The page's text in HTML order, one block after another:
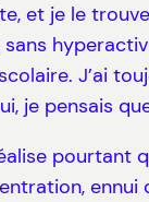
et je le
J’ai
je pensais
pourtant